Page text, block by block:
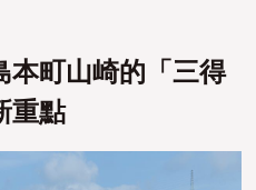
本町山崎的「三得
重點